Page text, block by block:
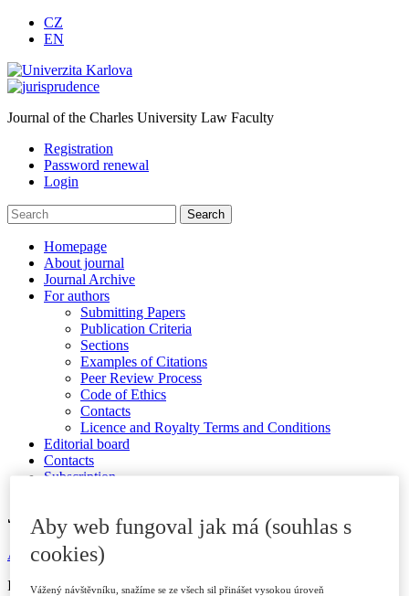
CZ
EN
Journal of the Charles University Law Faculty
Registration
Password renewal
Login
Homepage
About journal
Journal Archive
For authors
Submitting Papers
Publication Criteria
Sections
Examples of Citations
Peer Review Process
Code of Ethics
Contacts
Licence and Royalty Terms and Conditions
Editorial board
Contacts
Subscription
JOURNAL ARCHIVE
Available in ASPI
ISSN 1802-3843 (print)
Aby web fungoval jak má (souhlas s
cookies)
Vážený návštěvníku, snažíme se ze všech sil přinášet vysokou úroveň